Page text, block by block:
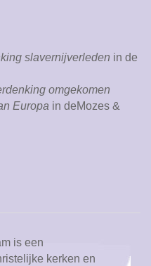
slavernijverleden in de
omgekomen
Europa in deMozes &
is een
kerken en